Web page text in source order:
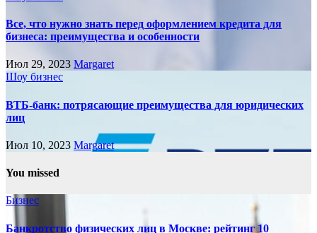
Все, что нужно знать перед оформлением кредита для
бизнеса: преимущества и особенности
Июл 29, 2023 Margaret
Шоу бизнес
ВТБ-банк: потрясающие преимущества для юридических
лиц
Июл 10, 2023 Margaret
You missed
Бизнес
Банкротство физических лиц в Москве: рейтинг 10